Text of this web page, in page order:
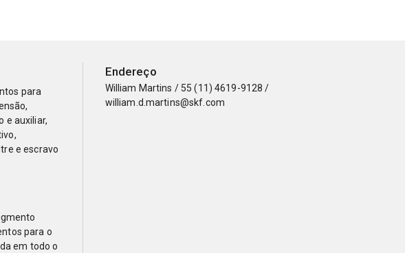
para
e auxiliar,
e escravo
para o
em todo o
Endereço
William Martins / 55 (11) 4619-9128 /
william.d.martins@skf.com